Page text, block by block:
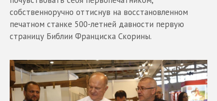
собственноручно оттиснув на восстановленном
печатном станке 500-летней давности первую
страницу Библии Франциска Скорины.